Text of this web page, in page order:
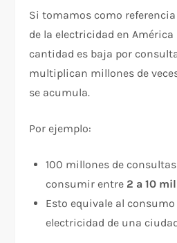
Si tomamos como
de la electricidad en América
cantidad es baja por
multiplican millones de
se acumula.
Por ejemplo:
100 millones de
consumir entre 2 a 10
Esto equivale al
electricidad de una